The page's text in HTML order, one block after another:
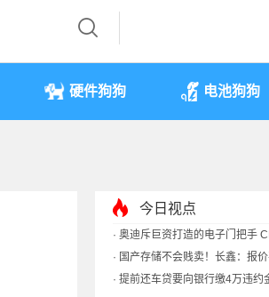
硬件狗狗 电池狗狗
今日视点
· 奥迪斥巨资打造的电子门把手
· 国产存储不会贱卖！长鑫：报
· 提前还车贷要向银行缴4万违约